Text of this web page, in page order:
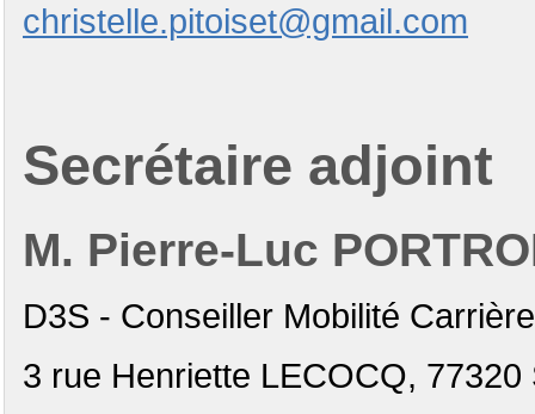
christelle.pitoiset@gmail.com
Secrétaire adjoint
M. Pierre-Luc
D3S - Conseiller Mobilité
3 rue Henriette LECOCQ,